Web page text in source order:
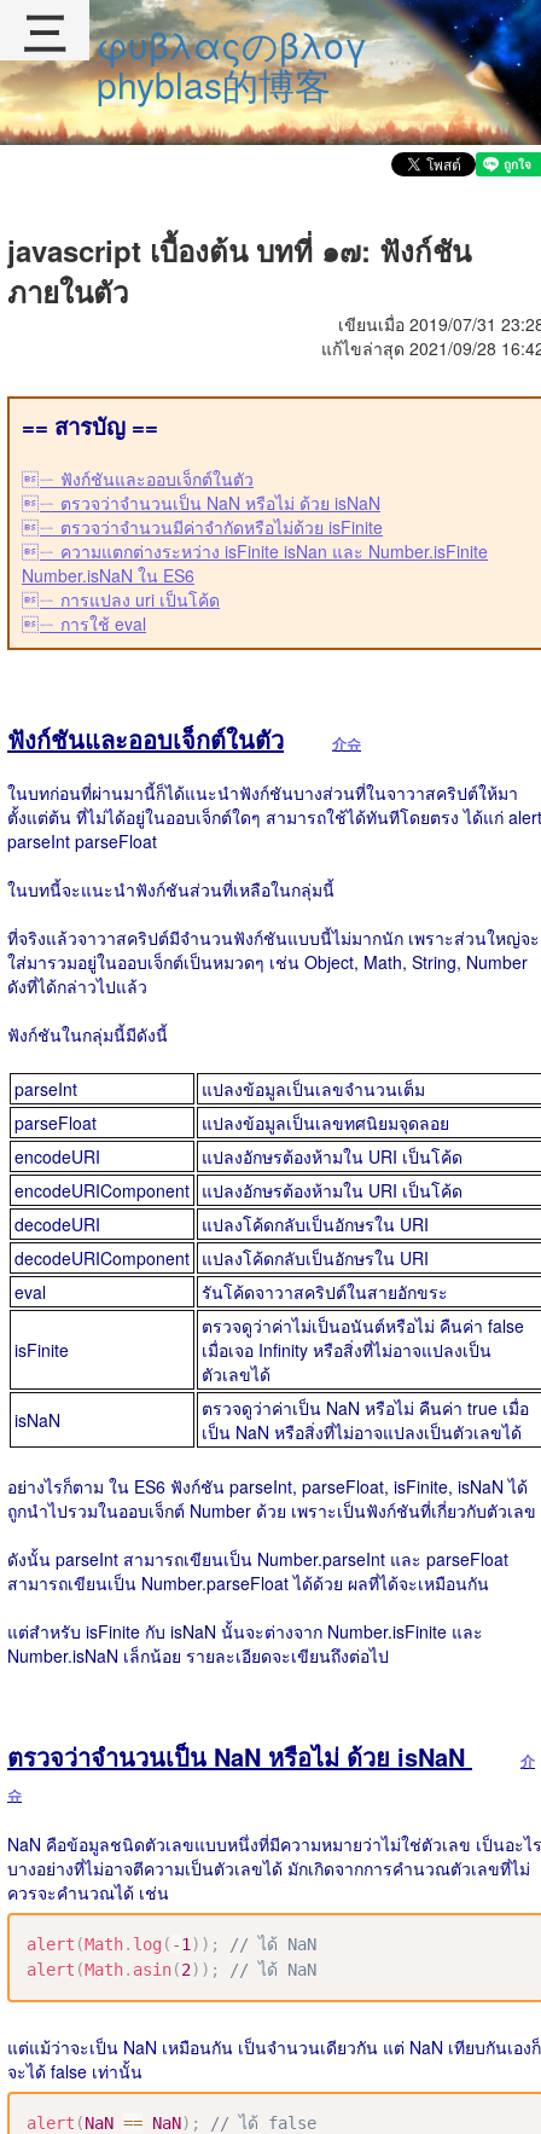
φυβλαςのβλογ
phyblas的博客
javascript เบื้องต้น บทที่ ๑๗: ฟังก์ชัน
ภายในตัว
เขียนเมื่อ 2019/07/31
แก้ไขล่าสุด 2021/09/28
== สารบัญ ==
ㄧ ฟังก์ชันและออบเจ็กต์ในตัว
ㄧ ตรวจว่าจำนวนเป็น NaN หรือไม่ ด้วย isNaN
ㄧ ตรวจว่าจำนวนมีค่าจำกัดหรือไม่ด้วย isFinite
ㄧ ความแตกต่างระหว่าง isFinite isNan และ Number.isFinite
Number.isNaN ใน ES6
ㄧ การแปลง uri เป็นโค้ด
ㄧ การใช้ eval
ฟังก์ชันและออบเจ็กต์ในตัว 介슈
ในบทก่อนที่ผ่านมานี้ก็ได้แนะนำฟังก์ชันบางส่วนที่ในจาวาสคริปต์ให้มา
ตั้งแต่ต้น ที่ไม่ได้อยู่ในออบเจ็กต์ใดๆ สามารถใช้ได้ทันทีโดยตรง ได้แก่ alert
parseInt parseFloat
ในบทนี้จะแนะนำฟังก์ชันส่วนที่เหลือในกลุ่มนี้
ที่จริงแล้วจาวาสคริปต์มีจำนวนฟังก์ชันแบบนี้ไม่มากนัก เพราะส่วนใหญ่จะ
ใส่มารวมอยู่ในออบเจ็กต์เป็นหมวดๆ เช่น Object, Math, String, Number
ดังที่ได้กล่าวไปแล้ว
ฟังก์ชันในกลุ่มนี้มีดังนี้
parseInt
แปลงข้อมูลเป็นเลขจำนวนเต็ม
parseFloat
แปลงข้อมูลเป็นเลขทศนิยมจุดลอย
encodeURI
แปลงอักษรต้องห้ามใน URI เป็นโค้ด
encodeURIComponent แปลงอักษรต้องห้ามใน URI เป็นโค้ด
decodeURI
แปลงโค้ดกลับเป็นอักษรใน URI
decodeURIComponent แปลงโค้ดกลับเป็นอักษรใน URI
eval
รันโค้ดจาวาสคริปต์ในสายอักขระ
isFinite
ตรวจดูว่าค่าไม่เป็นอนันต์หรือไม่ คืนค่า false
เมื่อเจอ Infinity หรือสิ่งที่ไม่อาจแปลงเป็น
ตัวเลขได้
isNaN
ตรวจดูว่าค่าเป็น NaN หรือไม่ คืนค่า true เมื่อ
เป็น NaN หรือสิ่งที่ไม่อาจแปลงเป็นตัวเลขได้
อย่างไรก็ตาม ใน ES6 ฟังก์ชัน parseInt, parseFloat, isFinite, isNaN ได้
ถูกนำไปรวมในออบเจ็กต์ Number ด้วย เพราะเป็นฟังก์ชันที่เกี่ยวกับตัวเลข
ดังนั้น parseInt สามารถเขียนเป็น Number.parseInt และ parseFloat
สามารถเขียนเป็น Number.parseFloat ได้ด้วย ผลที่ได้จะเหมือนกัน
แต่สำหรับ isFinite กับ isNaN นั้นจะต่างจาก Number.isFinite และ
Number.isNaN เล็กน้อย รายละเอียดจะเขียนถึงต่อไป
ตรวจว่าจำนวนเป็น NaN หรือไม่ ด้วย isNaN
介
슈
NaN คือข้อมูลชนิดตัวเลขแบบหนึ่งที่มีความหมายว่าไม่ใช่ตัวเลข เป็นอะไร
บางอย่างที่ไม่อาจตีความเป็นตัวเลขได้ มักเกิดจากการคำนวณตัวเลขที่ไม่
ควรจะคำนวณได้ เช่น
alert (Math. log ( -1 ) ) ;
// ได้ NaN
alert (Math. asin(2) ) ; // ได้ NaN
แต่แม้ว่าจะเป็น NaN เหมือนกัน เป็นจำนวนเดียวกัน แต่ NaN เทียบกันเองก็
จะได้ false เท่านั้น
alert (NaN == NaN) ;
// ได้ false
三